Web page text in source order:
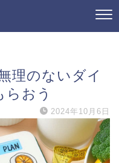
のないダイ
おう
2024年10月6日